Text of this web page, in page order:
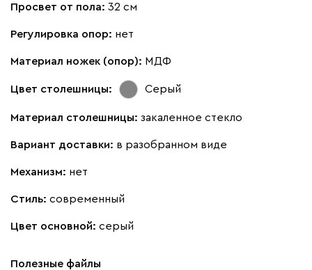
Просвет от пола: 32 см
Регулировка опор: нет
Материал ножек (опор): МДФ
Цвет столешницы: Серый
Материал столешницы: закаленное стекло
Вариант доставки: в разобранном виде
Механизм: нет
Стиль: современный
Цвет основной: серый
Полезные файлы